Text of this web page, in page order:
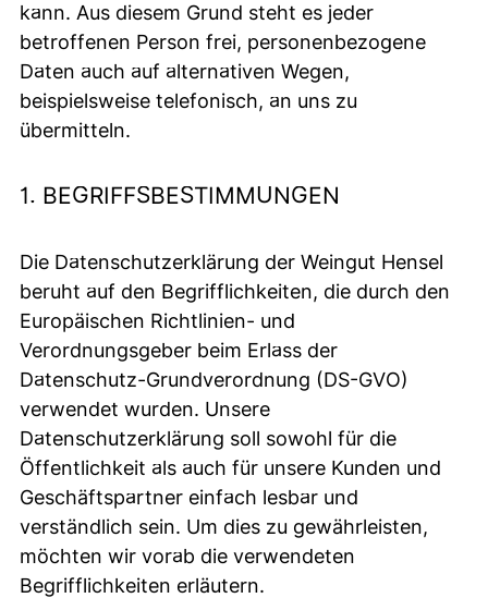
kann. Aus diesem Grund steht es jeder
betroffenen Person frei, personenbezogene
Daten auch auf alternativen Wegen,
beispielsweise telefonisch, an uns zu
übermitteln.
1. BEGRIFFSBESTIMMUNGEN
Die Datenschutzerklärung der Weingut Hensel
beruht auf den Begrifflichkeiten, die durch den
Europäischen Richtlinien- und
Verordnungsgeber beim Erlass der
Datenschutz-Grundverordnung (DS-GVO)
verwendet wurden. Unsere
Datenschutzerklärung soll sowohl für die
Öffentlichkeit als auch für unsere Kunden und
Geschäftspartner einfach lesbar und
verständlich sein. Um dies zu gewährleisten,
möchten wir vorab die verwendeten
Begrifflichkeiten erläutern.